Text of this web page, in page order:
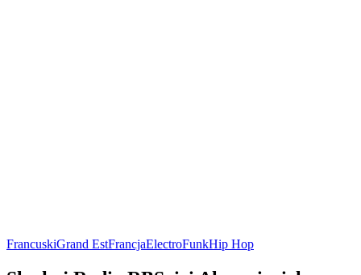
FrancuskiGrand EstFrancjaElectroFunkHip Hop